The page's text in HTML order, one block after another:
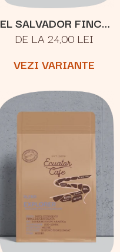
EL SALVADOR FINCA
JOYA
DE LA 24,00 LEI
VEZI VARIANTE